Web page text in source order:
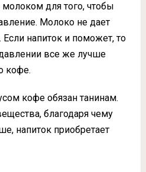
для того, чтобы
Молоко не дает
напиток и поможет, то
все же лучше
кофе.
кофе обязан танинам.
благодаря чему
напиток приобретает